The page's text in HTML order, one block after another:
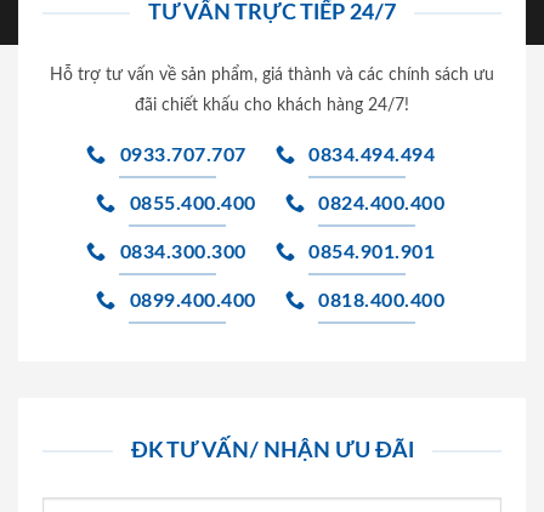
TƯ VẤN TRỰC TIẾP 24/7
Hỗ trợ tư vấn về sản phẩm, giá thành và các chính sách ưu
đãi chiết khấu cho khách hàng 24/7!
0933.707.707 0834.494.494
0855.400.400 0824.400.400
0834.300.300 0854.901.901
0899.400.400 0818.400.400
ĐK TƯ VẤN/ NHẬN ƯU ĐÃI